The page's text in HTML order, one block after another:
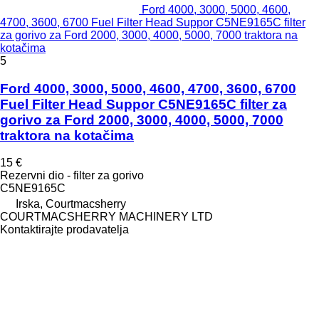
Ford 4000, 3000, 5000, 4600,
4700, 3600, 6700 Fuel Filter Head Suppor C5NE9165C filter
za gorivo za Ford 2000, 3000, 4000, 5000, 7000 traktora na
kotačima
5
Ford 4000, 3000, 5000, 4600, 4700, 3600, 6700
Fuel Filter Head Suppor C5NE9165C filter za
gorivo za Ford 2000, 3000, 4000, 5000, 7000
traktora na kotačima
15 €
Rezervni dio - filter za gorivo
C5NE9165C
Irska, Courtmacsherry
COURTMACSHERRY MACHINERY LTD
Kontaktirajte prodavatelja